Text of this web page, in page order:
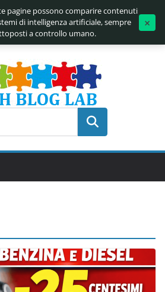
pagine possono comparire contenuti
di intelligenza artificiale, sempre
a controllo umano.
×